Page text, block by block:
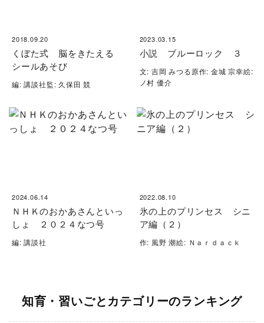
2018.09.20
くぼた式 脳をきたえる
シールあそび
編: 講談社監: 久保田 競
2023.03.15
小説 ブルーロック ３
文: 吉岡 みつる原作: 金城 宗幸絵:
ノ村 優介
2024.06.14
ＮＨＫのおかあさんといっ
しょ ２０２４なつ号
編: 講談社
2022.08.10
氷の上のプリンセス シニ
ア編（２）
作: 風野 潮絵: Ｎａｒｄａｃｋ
知育・習いごとカテゴリーのランキング